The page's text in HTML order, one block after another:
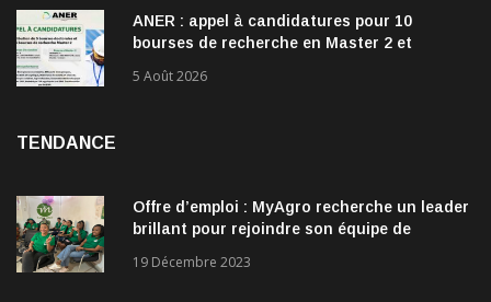
ANER : appel à candidatures pour 10
bourses de recherche en Master 2 et
5 Août 2026
TENDANCE
Offre d’emploi : MyAgro recherche un leader
brillant pour rejoindre son équipe de
19 Décembre 2023